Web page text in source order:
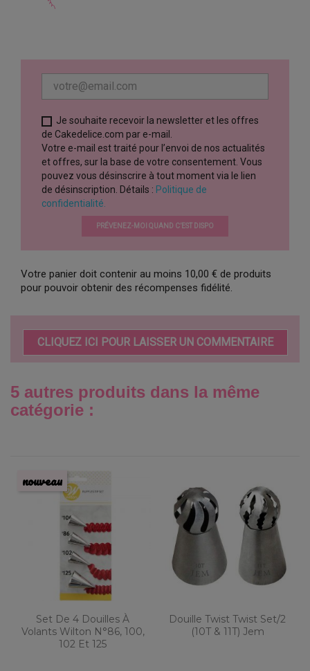
Je souhaite recevoir la newsletter et les offres
de Cakedelice.com par e-mail.
Votre e-mail est traité pour l’envoi de nos actualités
et offres, sur la base de votre consentement. Vous
pouvez vous désinscrire à tout moment via le lien
de désinscription. Détails : Politique de
confidentialité.
PRÉVENEZ-MOI QUAND C’EST DISPO
Votre panier doit contenir au moins 10,00 € de produits
pour pouvoir obtenir des récompenses fidélité.
CLIQUEZ ICI POUR LAISSER UN COMMENTAIRE
5 autres produits dans la même
catégorie :
Set De 4 Douilles À
Volants Wilton N°86, 100,
102 Et 125
nouveau
Douille Twist Twist Set/2
(10T & 11T) Jem